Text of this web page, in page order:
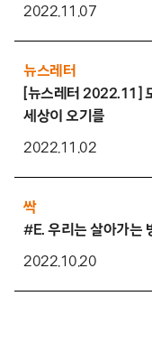
2022.11.07
뉴스레터
[뉴스레터 2022.11]
세상이 오기를
2022.11.02
싹
#E. 우리는 살아가는
2022.10.20